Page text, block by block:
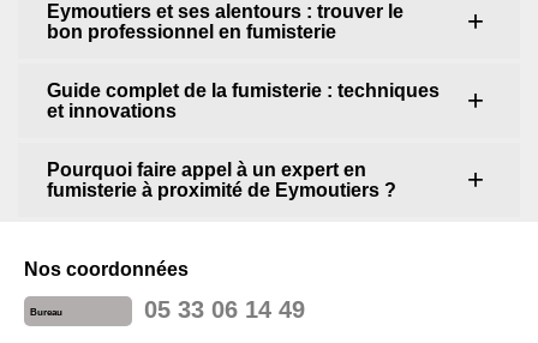
Eymoutiers et ses alentours : trouver le
bon professionnel en fumisterie
Guide complet de la fumisterie : techniques
et innovations
Pourquoi faire appel à un expert en
fumisterie à proximité de Eymoutiers ?
Nos coordonnées
Bureau 05 33 06 14 49